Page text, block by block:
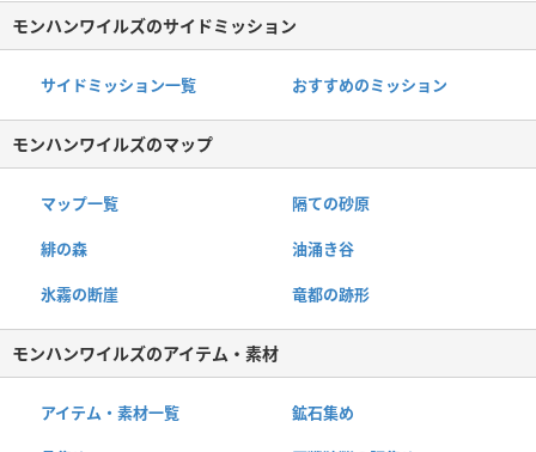
モンハンワイルズのサイドミッション
サイドミッション一覧 おすすめのミッション
モンハンワイルズのマップ
マップ一覧 隔ての砂原
緋の森 油涌き谷
氷霧の断崖 竜都の跡形
モンハンワイルズのアイテム・素材
アイテム・素材一覧 鉱石集め